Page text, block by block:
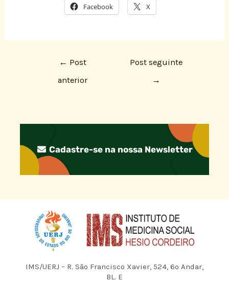
Facebook X
← Post
anterior
Post seguinte
→
Cadastre-se na nossa Newsletter
IMS/UERJ – R. São Francisco Xavier, 524, 6º Andar,
BL. E